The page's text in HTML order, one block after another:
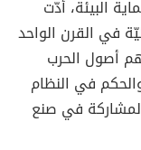
البيئة، أدّت
في القرن الواحد
أصول الحرب
في النظام
في صنع